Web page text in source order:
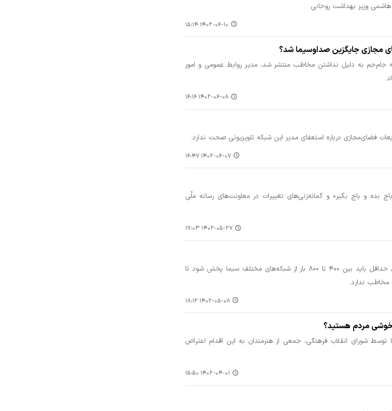
وزیر بهداشت روحانی
۱۴۰۲-۰۶-۱۰ ۱۵:۱۴
مجازی جایگزین صداوسیما شد؟
جام‌جم به دلیل نداشتن مخاطب منتشر شد، مدیر روابط عمومی و امور
۱۴۰۲-۰۶-۰۸ ۱۶:۱۶
فضای‌مجازی درباره استعفای مدیر این شبکه تلویزیونی صحت ندارد.
۱۴۰۲-۰۶-۰۷ ۱۶:۴۷
بده و باج بگیر» و گمانه‌زنی‌های تغییرات در معاونت‌های رسانه ملّی
۱۴۰۲-۰۵-۲۷ ۱۷:۰۳
غلامرضا موسوی رئیس انجمن تهیه‌کنندگان مستقل سینمای ایران می‌گوید: یک آگهی تلویزیون حداقل باید بین ۴۰۰ تا ۸۰۰ بار از شبکه‌های مختلف سیما پخش شود تا
۱۴۰۲-۰۵-۰۸ ۱۸:۱۲
مردم هستید؟
شورای‌ انقلاب فرهنگی، جمعی از هنرمندان به این اقدام اعتراض
۱۴۰۲-۰۴-۰۱ ۱۵:۵۰